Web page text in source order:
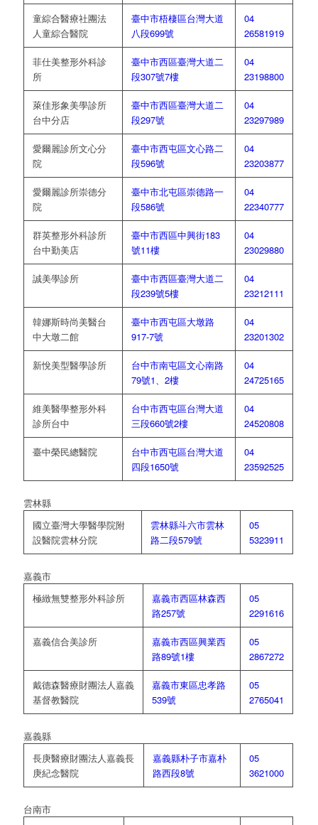
童綜合醫療社團法
人童綜合醫院
臺中市梧棲區台灣大道
八段699號
04
26581919
菲仕美整形外科診
所
臺中市西區臺灣大道二
段307號7樓
04
23198800
萊佳形象美學診所
台中分店
臺中市西區臺灣大道二
段297號
04
23297989
愛爾麗診所文心分
院
臺中市西屯區文心路二
段596號
04
23203877
愛爾麗診所崇德分
院
臺中市北屯區崇德路一
段586號
04
22340777
群英整形外科診所
台中勤美店
臺中市西區中興街183
號11樓
04
23029880
誠美學診所
臺中市西區臺灣大道二
段239號5樓
04
23212111
韓娜斯時尚美醫台
中大墩二館
臺中市西屯區大墩路
917-7號
04
23201302
新悅美型醫學診所
台中市南屯區文心南路
79號1、2樓
04
24725165
維美醫學整形外科
診所台中
台中市西屯區台灣大道
三段660號2樓
04
24520808
臺中榮民總醫院
台中市西屯區台灣大道
四段1650號
04
23592525
雲林縣
國立臺灣大學醫學院附
設醫院雲林分院
雲林縣斗六市雲林
路二段579號
05
5323911
嘉義市
極緻無雙整形外科診所
嘉義市西區林森西
路257號
05
2291616
嘉義信合美診所
嘉義市西區興業西
路89號1樓
05
2867272
戴德森醫療財團法人嘉義
基督教醫院
嘉義市東區忠孝路
539號
05
2765041
嘉義縣
長庚醫療財團法人嘉義長
庚紀念醫院
嘉義縣朴子市嘉朴
路西段8號
05
3621000
台南市